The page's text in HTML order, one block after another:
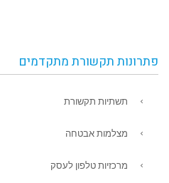
פתרונות תקשורת מתקדמים
תשתיות תקשורת
מצלמות אבטחה
מרכזיות טלפון לעסק